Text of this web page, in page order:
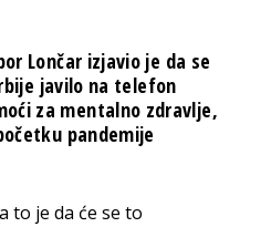
Lončar izjavio je da se
javilo na telefon
za mentalno zdravlje,
pandemije
to je da će se to